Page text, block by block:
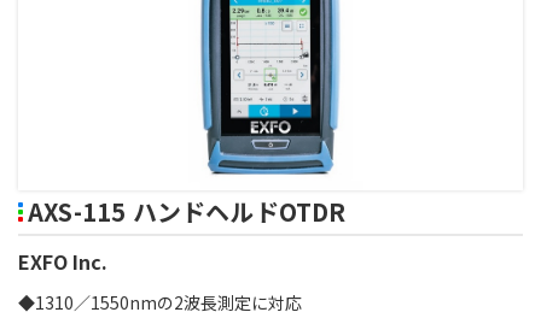
AXS-115 ハンドヘルドOTDR
EXFO Inc.
◆1310／1550nmの2波長測定に対応